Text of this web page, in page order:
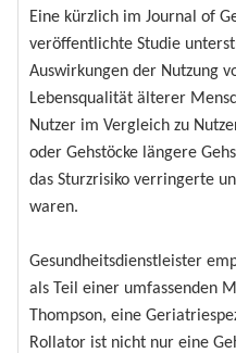
Eine kürzlich im Journal of
veröffentlichte Studie
Auswirkungen der Nutzung
Lebensqualität älterer
Nutzer im Vergleich zu
oder Gehstöcke längere
das Sturzrisiko verringerte
waren.
Gesundheitsdienstleister
als Teil einer umfassenden
Thompson, eine
Rollator ist nicht nur eine